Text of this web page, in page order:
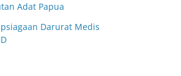
Adat Papua
Darurat Medis